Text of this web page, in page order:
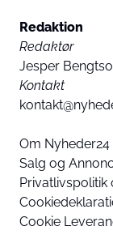
Redaktion
Redaktør
Jesper
Kontakt
Om Nyheder24
Salg og
Privatlivspolitik
Cookie